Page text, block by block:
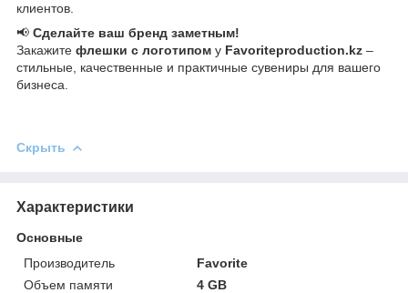
клиентов.
📢 Сделайте ваш бренд заметным!
Закажите флешки с логотипом у Favoriteproduction.kz –
стильные, качественные и практичные сувениры для вашего
бизнеса.
Скрыть
Характеристики
Основные
Производитель
Favorite
Объем памяти
4 GB